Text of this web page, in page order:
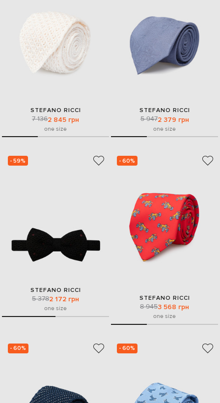
STEFANO RICCI
7 1362 845 грн
one size
STEFANO RICCI
5 9472 379 грн
one size
- 59%
STEFANO RICCI
5 3782 172 грн
one size
- 60%
STEFANO RICCI
8 9453 568 грн
one size
- 60% - 60%